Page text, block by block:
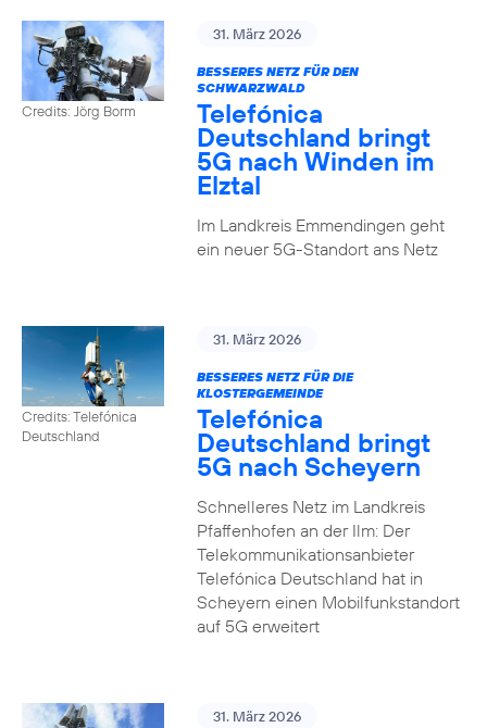
Credits: Jörg Borm
31. März 2026
BESSERES NETZ FÜR DEN
SCHWARZWALD
Telefónica
Deutschland bringt
5G nach Winden im
Elztal
Im Landkreis Emmendingen geht
ein neuer 5G-Standort ans Netz
Credits: Telefónica
Deutschland
31. März 2026
BESSERES NETZ FÜR DIE
KLOSTERGEMEINDE
Telefónica
Deutschland bringt
5G nach Scheyern
Schnelleres Netz im Landkreis
Pfaffenhofen an der Ilm: Der
Telekommunikationsanbieter
Telefónica Deutschland hat in
Scheyern einen Mobilfunkstandort
auf 5G erweitert
31. März 2026